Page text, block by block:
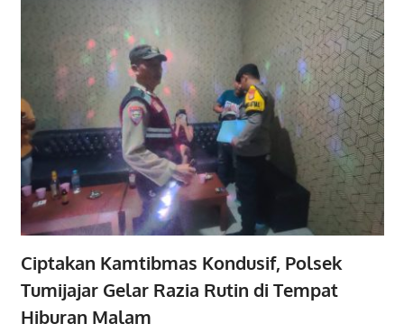
Ciptakan Kamtibmas Kondusif, Polsek
Tumijajar Gelar Razia Rutin di Tempat
Hiburan Malam